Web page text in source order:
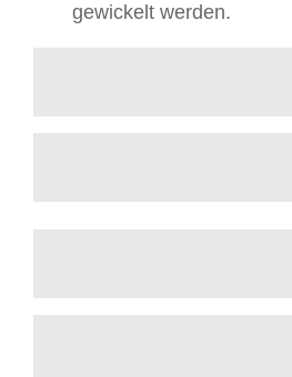
gewickelt werden.